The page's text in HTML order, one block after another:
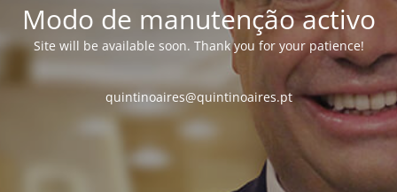
Modo de manutenção activo
Site will be available soon. Thank you for your patience!
quintinoaires@quintinoaires.pt